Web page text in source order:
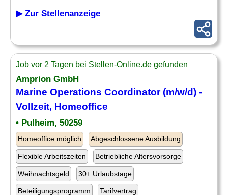
▶ Zur Stellenanzeige
Job vor 2 Tagen bei Stellen-Online.de gefunden
Amprion GmbH
Marine Operations Coordinator (m/w/d) -
Vollzeit, Homeoffice
• Pulheim, 50259
Homeoffice möglich Abgeschlossene Ausbildung
Flexible Arbeitszeiten Betriebliche Altersvorsorge
Weihnachtsgeld 30+ Urlaubstage
Beteiligungsprogramm Tarifvertrag